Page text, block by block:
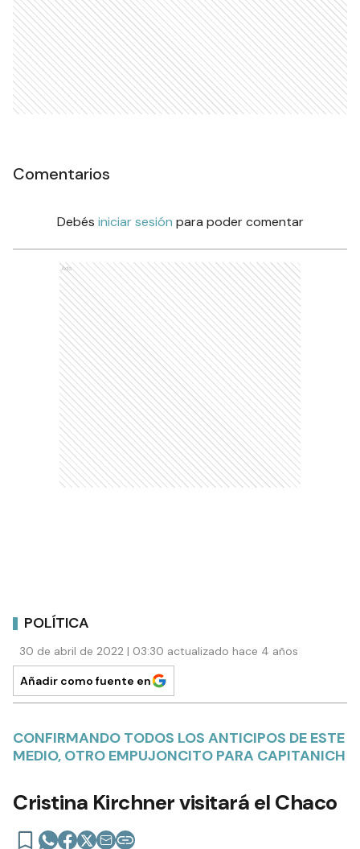
Comentarios
Debés iniciar sesión para poder comentar
Ads
POLÍTICA
30 de abril de 2022 | 03:30 actualizado hace 4 años
Añadir como fuente en
CONFIRMANDO TODOS LOS ANTICIPOS DE ESTE
MEDIO, OTRO EMPUJONCITO PARA CAPITANICH
Cristina Kirchner visitará el Chaco